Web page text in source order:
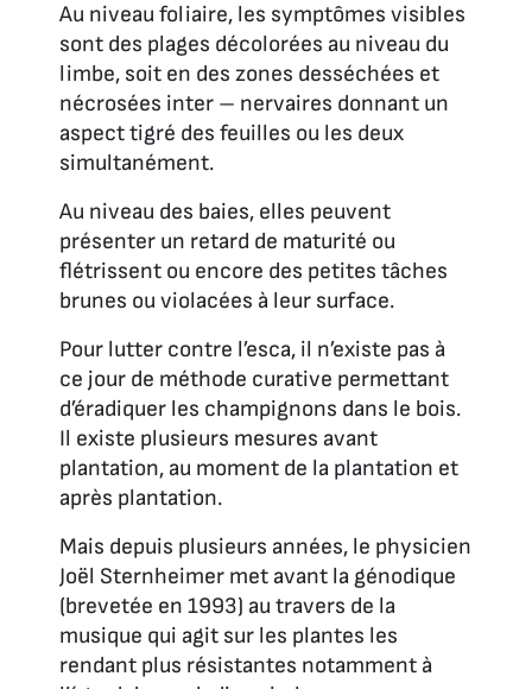
Au niveau foliaire, les symptômes visibles
sont des plages décolorées au niveau du
limbe, soit en des zones desséchées et
nécrosées inter – nervaires donnant un
aspect tigré des feuilles ou les deux
simultanément.
Au niveau des baies, elles peuvent
présenter un retard de maturité ou
flétrissent ou encore des petites tâches
brunes ou violacées à leur surface.
Pour lutter contre l’esca, il n’existe pas à
ce jour de méthode curative permettant
d’éradiquer les champignons dans le bois.
Il existe plusieurs mesures avant
plantation, au moment de la plantation et
après plantation.
Mais depuis plusieurs années, le physicien
Joël Sternheimer met avant la génodique
(brevetée en 1993) au travers de la
musique qui agit sur les plantes les
rendant plus résistantes notamment à